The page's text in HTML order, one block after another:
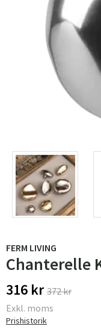
FERM LIVING
Chanterelle
316 kr 372 kr
Exkl. moms
Prishistorik